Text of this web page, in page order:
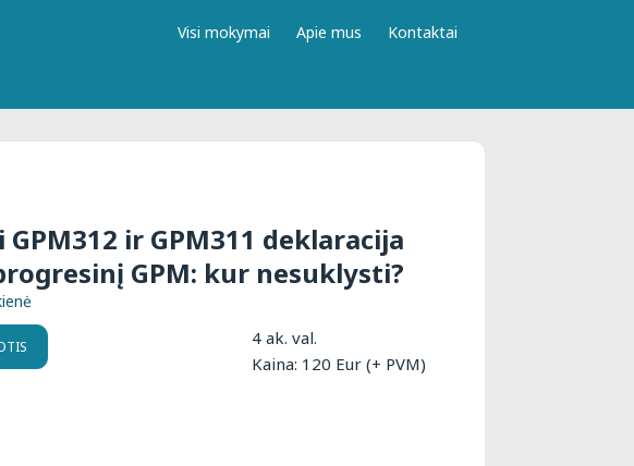
Visi mokymai Apie mus Kontaktai
GPM312 ir GPM311 deklaracija
GPM: kur nesuklysti?
4 ak. val.
Kaina: 120 Eur (+ PVM)